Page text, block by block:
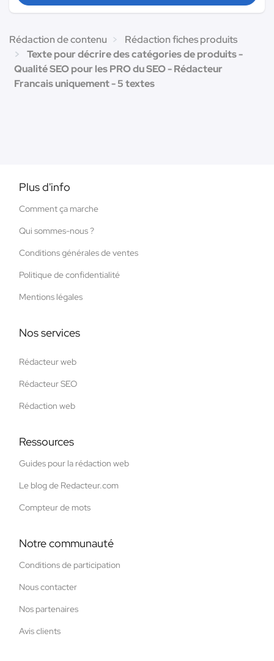
Rédaction de contenu
Rédaction fiches produits
Texte pour décrire des catégories de produits -
Qualité SEO pour les PRO du SEO - Rédacteur
Francais uniquement - 5 textes
Plus d'info
Comment ça marche
Qui sommes-nous ?
Conditions générales de ventes
Politique de confidentialité
Mentions légales
Nos services
Rédacteur web
Rédacteur SEO
Rédaction web
Ressources
Guides pour la rédaction web
Le blog de Redacteur.com
Compteur de mots
Notre communauté
Conditions de participation
Nous contacter
Nos partenaires
Avis clients